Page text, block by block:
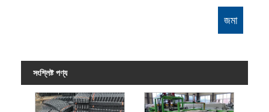
সংশ্লিষ্ট পণ্য